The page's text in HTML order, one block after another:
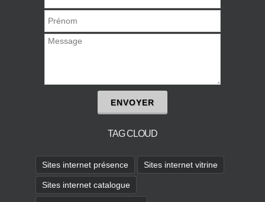
ENVOYER
TAG CLOUD
Sites internet présence Sites internet vitrine
Sites internet catalogue